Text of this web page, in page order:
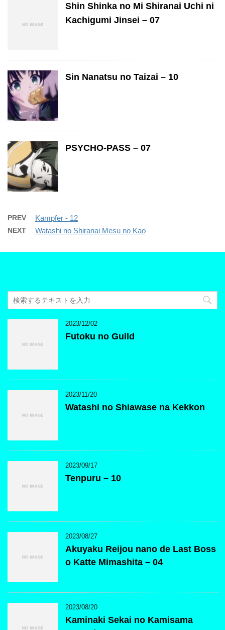
Shin Shinka no Mi Shiranai Uchi ni
Kachigumi Jinsei – 07
Sin Nanatsu no Taizai – 10
PSYCHO-PASS – 07
PREV Kampfer - 12
NEXT Watashi no Shiranai Mesu no Kao
2023/12/02
Futoku no Guild
2023/11/20
Watashi no Shiawase na Kekkon
2023/09/17
Tenpuru – 10
2023/08/27
Akuyaku Reijou nano de Last Boss
o Katte Mimashita – 04
2023/08/20
Kaminaki Sekai no Kamisama